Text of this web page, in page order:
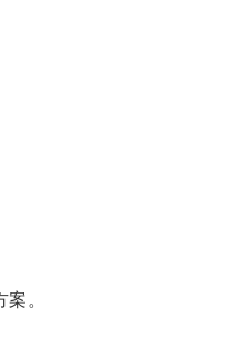
。